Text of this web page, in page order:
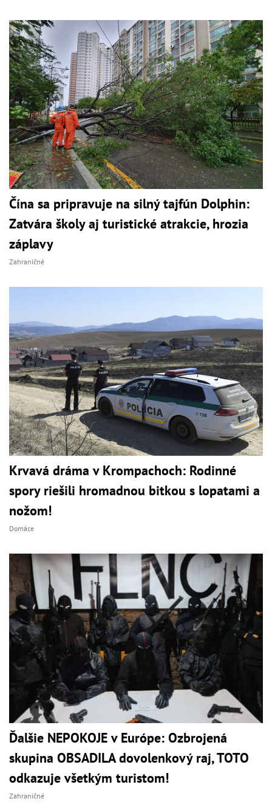
Čína sa pripravuje na silný tajfún Dolphin:
Zatvára školy aj turistické atrakcie, hrozia
záplavy
Zahraničné
Krvavá dráma v Krompachoch: Rodinné
spory riešili hromadnou bitkou s lopatami a
nožom!
Domáce
Ďalšie NEPOKOJE v Európe: Ozbrojená
skupina OBSADILA dovolenkový raj, TOTO
odkazuje všetkým turistom!
Zahraničné